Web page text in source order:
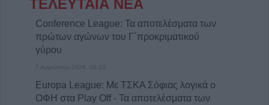
ΤΕΛΕΥΤΑΙΑ ΝΕΑ
Conference League: Τα αποτελέσματα των
πρώτων αγώνων του Γ΄προκριματικού
γύρου
7 Αυγούστου 2026, 00:10
Europa League: Με ΤΣΚΑ Σόφιας λογικά ο
ΟΦΗ στα Play Off - Τα αποτελέσματα των